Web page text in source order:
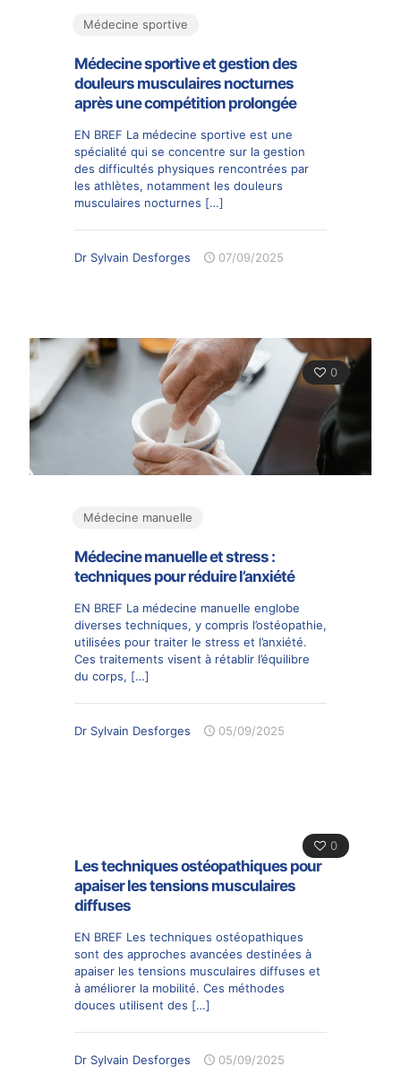
Médecine sportive
Médecine sportive et gestion des
douleurs musculaires nocturnes
après une compétition prolongée
EN BREF La médecine sportive est une
spécialité qui se concentre sur la gestion
des difficultés physiques rencontrées par
les athlètes, notamment les douleurs
musculaires nocturnes […]
Dr Sylvain Desforges 07/09/2025
0
Médecine manuelle
Médecine manuelle et stress :
techniques pour réduire l’anxiété
EN BREF La médecine manuelle englobe
diverses techniques, y compris l’ostéopathie,
utilisées pour traiter le stress et l’anxiété.
Ces traitements visent à rétablir l’équilibre
du corps, […]
Dr Sylvain Desforges 05/09/2025
0
Les techniques ostéopathiques pour
apaiser les tensions musculaires
diffuses
EN BREF Les techniques ostéopathiques
sont des approches avancées destinées à
apaiser les tensions musculaires diffuses et
à améliorer la mobilité. Ces méthodes
douces utilisent des […]
Dr Sylvain Desforges 05/09/2025